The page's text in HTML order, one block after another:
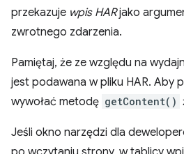
przekazuje wpis HARjako
zwrotnego zdarzenia.
Pamiętaj, że ze względu na
jest podawana w pliku HAR. Aby
wywołać metodę getContent()
Jeśli okno narzędzi dla